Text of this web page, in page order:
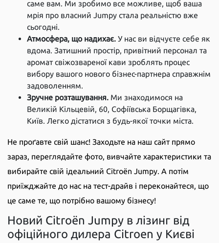
саме вам. Ми зробимо все можливе, щоб ваша
мрія про власний Jumpy стала реальністю вже
сьогодні.
Атмосфера, що надихає. У нас ви відчуєте себе як
вдома. Затишний простір, привітний персонал та
аромат свіжозвареної кави зроблять процес
вибору вашого нового бізнес-партнера справжнім
задоволенням.
Зручне розташування. Ми знаходимося на
Великій Кільцевій, 60, Софіївська Борщагівка,
Київ. Легко дістатися з будь-якої точки міста.
Не проґавте свій шанс! Заходьте на наш сайт прямо
зараз, переглядайте фото, вивчайте характеристики та
вибирайте свій ідеальний Citroën Jumpy. А потім
приїжджайте до нас на тест-драйв і переконайтеся, що
це саме те, що потрібно вашому бізнесу!
Новий Citroёn Jumpy в лізинг від
офіційного дилера Citroen у Києві